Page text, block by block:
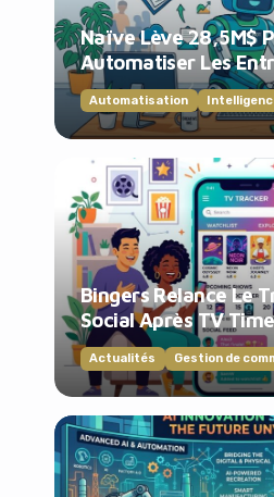
Naïve Lève 28,5M$
Automatiser Les
Automatisation
Bingers Relance Le
Social Après TV Time
Actualités Gestion de